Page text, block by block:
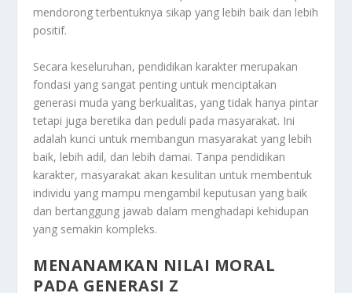
mendorong terbentuknya sikap yang lebih baik dan lebih
positif.
Secara keseluruhan, pendidikan karakter merupakan
fondasi yang sangat penting untuk menciptakan
generasi muda yang berkualitas, yang tidak hanya pintar
tetapi juga beretika dan peduli pada masyarakat. Ini
adalah kunci untuk membangun masyarakat yang lebih
baik, lebih adil, dan lebih damai. Tanpa pendidikan
karakter, masyarakat akan kesulitan untuk membentuk
individu yang mampu mengambil keputusan yang baik
dan bertanggung jawab dalam menghadapi kehidupan
yang semakin kompleks.
MENANAMKAN NILAI MORAL
PADA GENERASI Z